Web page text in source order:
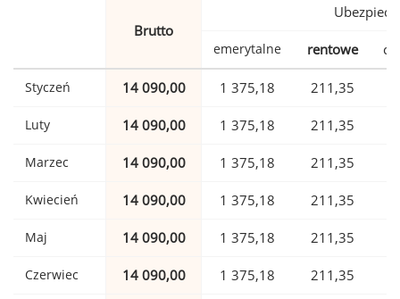
Brutto
emerytalne rentowe
Styczeń 14 090,00 1 375,18 211,35
Luty 14 090,00 1 375,18 211,35
Marzec 14 090,00 1 375,18 211,35
Kwiecień 14 090,00 1 375,18 211,35
Maj 14 090,00 1 375,18 211,35
Czerwiec 14 090,00 1 375,18 211,35